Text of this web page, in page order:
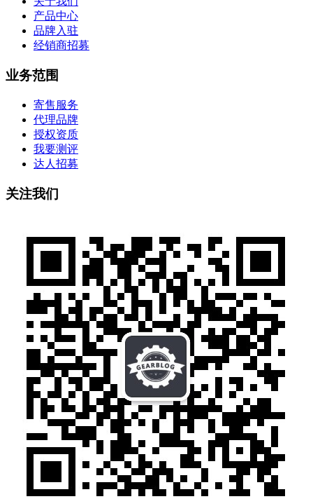
产品中心
品牌入驻
经销商招募
业务范围
寄售服务
代理品牌
授权资质
我要测评
达人招募
关注我们